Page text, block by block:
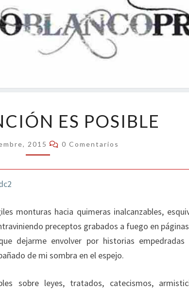
BREVE
VITAL Y
ACTUALIDAD
REDENCIÓN
POSIBLE
ES POSIBLE
2015 Comentarios
0 Comentarios
monturas hacia quimeras inalcanzables,
preceptos grabados a fuego en
dejarme envolver por historias empedradas
de mi sombra en el espejo.
sobre leyes, tratados, catecismos,